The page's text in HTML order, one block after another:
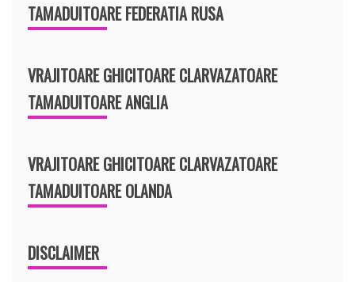
TAMADUITOARE FEDERATIA RUSA
VRAJITOARE GHICITOARE CLARVAZATOARE
TAMADUITOARE ANGLIA
VRAJITOARE GHICITOARE CLARVAZATOARE
TAMADUITOARE OLANDA
DISCLAIMER